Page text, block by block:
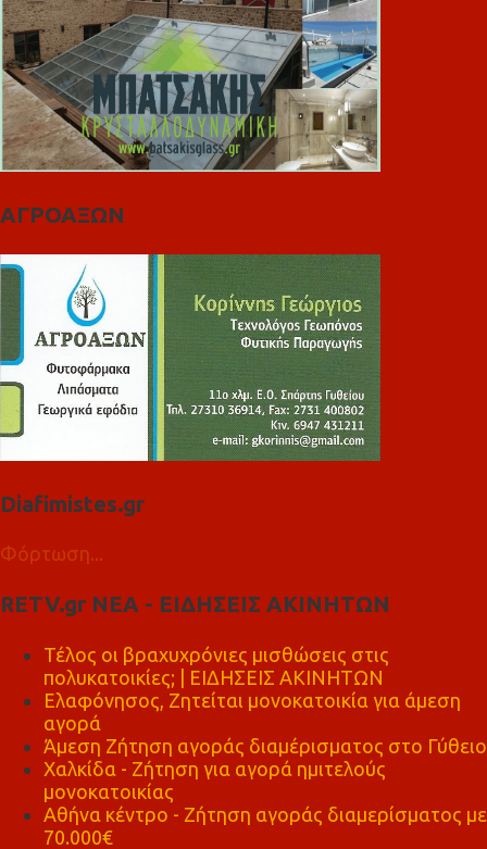
ΑΓΡΟΑΞΩΝ
Diafimistes.gr
Φόρτωση...
RETV.gr ΝΕΑ - ΕΙΔΗΣΕΙΣ ΑΚΙΝΗΤΩΝ
Τέλος οι βραχυχρόνιες μισθώσεις στις
πολυκατοικίες; | ΕΙΔΗΣΕΙΣ ΑΚΙΝΗΤΩΝ
Ελαφόνησος, Ζητείται μονοκατοικία για άμεση
αγορά
Άμεση Ζήτηση αγοράς διαμέρισματος στο Γύθειο
Χαλκίδα - Ζήτηση για αγορά ημιτελούς
μονοκατοικίας
Αθήνα κέντρο - Ζήτηση αγοράς διαμερίσματος με
70.000€